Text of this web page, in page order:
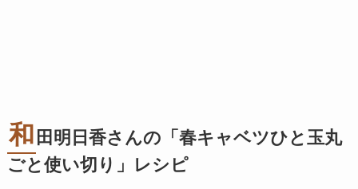
和 田明日香さんの「春キャベツひと玉丸
ごと使い切り」レシピ